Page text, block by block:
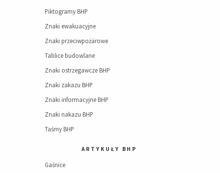
Piktogramy BHP
Znaki ewakuacyjne
Znaki przeciwpożarowe
Tablice budowlane
Znaki ostrzegawcze BHP
Znaki zakazu BHP
Znaki informacyjne BHP
Znaki nakazu BHP
Taśmy BHP
ARTYKUŁY BHP
Gaśnice